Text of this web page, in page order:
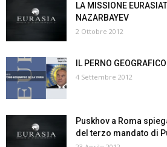
LA MISSIONE
NAZARBAYEV
2 Ottobre 2012
IL PERNO
4 Settembre 2012
Puskhov a Roma
del terzo mandato di